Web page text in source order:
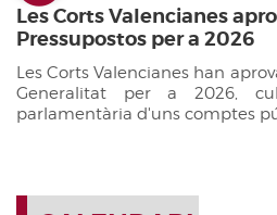
Les Corts Valencianes
Pressupostos per a 2026
Les Corts Valencianes han
Generalitat per a 2026,
parlamentària d'uns comptes